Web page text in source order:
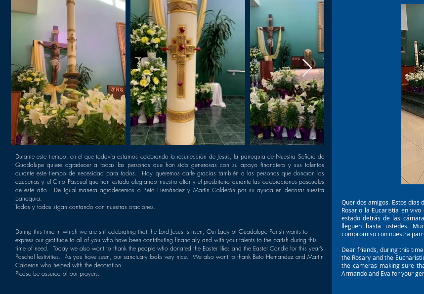
Durante este tiempo, en el que todavía estamos celebrando la resurrección de Jesús, la parroquia de Nuestra Señora de
Guadalupe quiere agradecer a todas las personas que han sido generosas con su apoyo financiero y sus talentos
durante este tiempo de necesidad para todos. Hoy queremos darle gracias también a las personas que donaron las
azucenas y el Cirio Pascual que han estado alegrando nuestro altar y el presbiterio durante las celebraciones pascuales
de este año. De igual manera agradecemos a Beto Hernández y Martín Calderón por su ayuda en decorar nuestra
parroquia.
Todos y todas sigan contando con nuestras oraciones.
During this time in which we are still celebrating that the Lord Jesus is risen, Our Lady of Guadalupe Parish wants to
express our gratitude to all of you who have been contributing financially and with your talents to the parish during this
time of need. Today we also want to thank the people who donated the Easter lilies and the Easter Candle for this year’s
Paschal festivities. As you have seen, our sanctuary looks very nice. We also want to thank Beto Hernandez and Martin
Calderon who helped with the decoration.
Please be assured of our prayers.
Queridos amigos. Estos días
Rosario la Eucaristía en
estado detrás de las
lleguen hasta ustedes.
compromiso con nuestra
Dear friends, during this
the Rosary and the
the cameras making sure
Armando and Eva for your